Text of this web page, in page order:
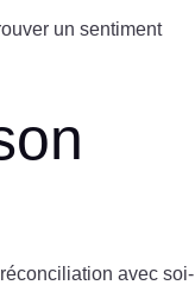
un sentiment
avec soi-